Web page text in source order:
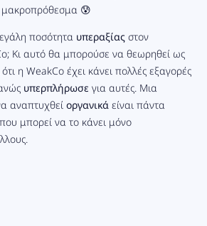
😰
ποσότητα υπεραξίας στον
Κι αυτό θα μπορούσε να θεωρηθεί ως
η WeakCo έχει κάνει πολλές εξαγορές
υπερπλήρωσε για αυτές. Μια
αναπτυχθεί οργανικά είναι πάντα
μπορεί να το κάνει μόνο